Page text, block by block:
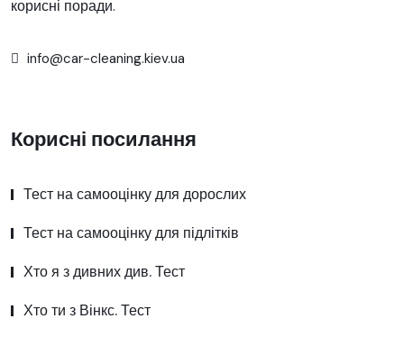
корисні поради.
info@car-cleaning.kiev.ua
Корисні посилання
Тест на самооцінку для дорослих
Тест на самооцінку для підлітків
Хто я з дивних див. Тест
Хто ти з Вінкс. Тест